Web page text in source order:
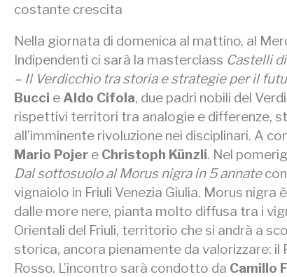
costante crescita
Nella giornata di domenica al mattino, al
Indipendenti ci sarà la masterclass Castelli
– Il Verdicchio tra storia e strategie per il
Bucci eAldo Cifola, due padri nobili del
rispettivi territori tra analogie e differenze,
all’imminente rivoluzione nei disciplinari. A
Mario Pojer e Christoph Künzli. Nel
Dal sottosuolo al Morus nigra in 5 annatecon
vignaiolo in Friuli Venezia Giulia. Morus nigra
dalle more nere, pianta molto diffusa tra i
Orientali del Friuli, territorio che si andrà a
storica, ancora pienamente da valorizzare: il
Rosso. L’incontro sarà condotto da Camillo